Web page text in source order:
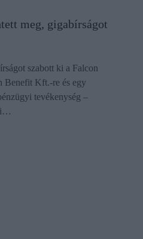
meg, gigabírságot
szabott ki a Falcon
Benefit Kft.-re és egy
tevékenység –